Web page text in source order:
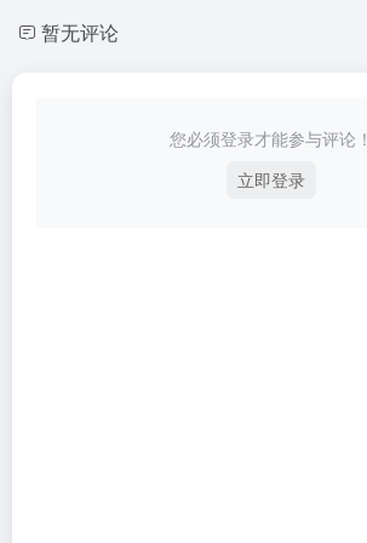
暂无评论
您必须登录才能参与评论！
立即登录